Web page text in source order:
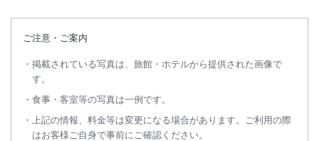
ご注意・ご案内
掲載されている写真は、旅館・ホテルから提供された画像で
す。
食事・客室等の写真は一例です。
上記の情報、料金等は変更になる場合があります。ご利用の際
はお客様ご自身で事前にご確認ください。